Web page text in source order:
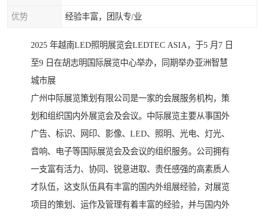
优势 经验丰富，团队专/业
2025 年越南LED照明展览会LEDTEC ASIA，于5 月7 日
至9 日在胡志明国际展览中心举办，同期举办亚洲智慧
城市展
广州中际展览策划有限公司是一家的会展服务机构，策
划和组织国内外展览会及会议。中际展览主要从事国外
广告、标识、网印、影像、LED、照明、光电、灯光、
音响、电子等国际展览会及会议的组织服务。公司拥有
一支富有活力、协同、锐意进取、责任感强的高素质人
才队伍，这支队伍具有丰富的国内外组展经验，对展览
项目的策划、运作及管理有着丰富的经验，并与国内外